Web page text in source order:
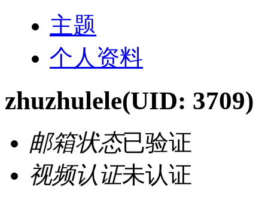
主题
个人资料
zhuzhulele(UID: 3709)
邮箱状态已验证
视频认证未认证